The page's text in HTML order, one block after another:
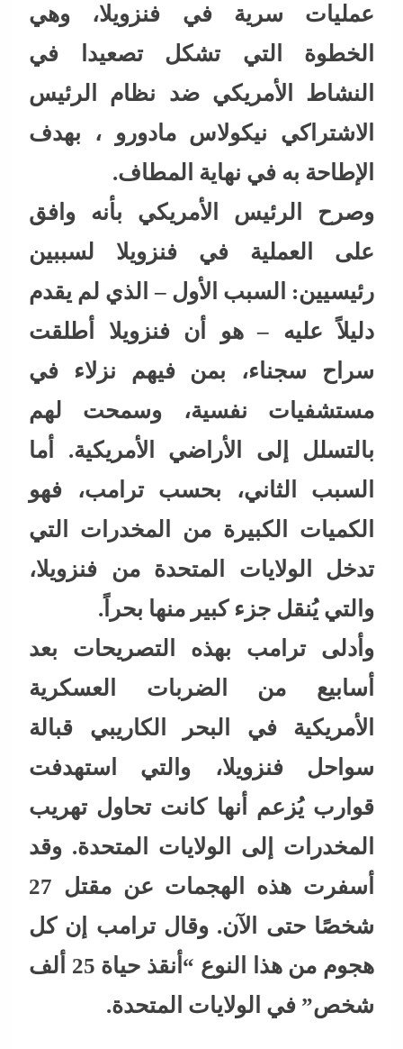
عمليات سرية في فنزويلا، وهي
الخطوة التي تشكل تصعيدا في
النشاط الأمريكي ضد نظام الرئيس
الاشتراكي نيكولاس مادورو ، بهدف
الإطاحة به في نهاية المطاف.
وصرح الرئيس الأمريكي بأنه وافق
على العملية في فنزويلا لسببين
رئيسيين: السبب الأول – الذي لم يقدم
دليلاً عليه – هو أن فنزويلا أطلقت
سراح سجناء، بمن فيهم نزلاء في
مستشفيات نفسية، وسمحت لهم
بالتسلل إلى الأراضي الأمريكية. أما
السبب الثاني، بحسب ترامب، فهو
الكميات الكبيرة من المخدرات التي
تدخل الولايات المتحدة من فنزويلا،
والتي يُنقل جزء كبير منها بحراً.
وأدلى ترامب بهذه التصريحات بعد
أسابيع من الضربات العسكرية
الأمريكية في البحر الكاريبي قبالة
سواحل فنزويلا، والتي استهدفت
قوارب يُزعم أنها كانت تحاول تهريب
المخدرات إلى الولايات المتحدة. وقد
أسفرت هذه الهجمات عن مقتل 27
شخصًا حتى الآن. وقال ترامب إن كل
هجوم من هذا النوع “أنقذ حياة 25 ألف
شخص” في الولايات المتحدة.